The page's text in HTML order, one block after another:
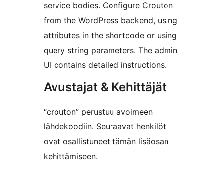
service bodies. Configure Crouton
from the WordPress backend, using
attributes in the shortcode or using
query string parameters. The admin
UI contains detailed instructions.
Avustajat & Kehittäjät
“crouton” perustuu avoimeen
lähdekoodiin. Seuraavat henkilöt
ovat osallistuneet tämän lisäosan
kehittämiseen.